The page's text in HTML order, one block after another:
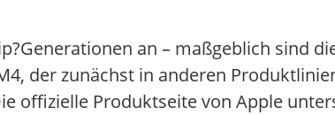
an – maßgeblich sind
der zunächst in anderen
offizielle Produktseite von Apple